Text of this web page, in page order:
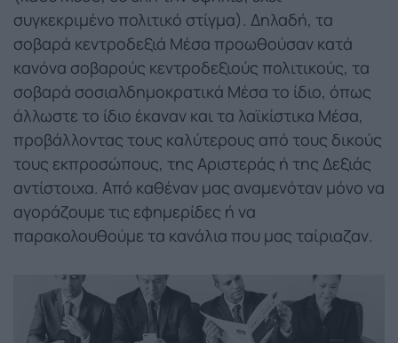
συγκεκριμένο πολιτικό στίγμα). Δηλαδή, τα
σοβαρά κεντροδεξιά Μέσα προωθούσαν κατά
κανόνα σοβαρούς κεντροδεξιούς πολιτικούς, τα
σοβαρά σοσιαλδημοκρατικά Μέσα το ίδιο, όπως
άλλωστε το ίδιο έκαναν και τα λαϊκίστικα Μέσα,
προβάλλοντας τους καλύτερους από τους δικούς
τους εκπροσώπους, της Αριστεράς ή της Δεξιάς
αντίστοιχα. Από καθέναν μας αναμενόταν μόνο να
αγοράζουμε τις εφημερίδες ή να
παρακολουθούμε τα κανάλια που μας ταίριαζαν.